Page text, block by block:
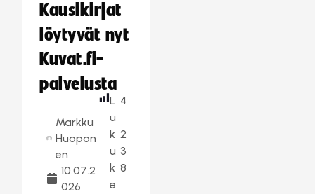
Kausikirjat
löytyvät nyt
Kuvat.fi-
palvelusta
Markku
Huopon
en
10.07.2
026
L
u
k
u
k
e
4
2
3
8